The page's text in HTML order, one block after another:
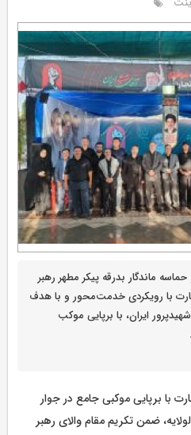
با شانزدهم تیرماه ۱۴۰۵ و حماسه ماندگار بدرقه پیکر مطهر رهبر
با رویکردی خدمت‌محور و با هدف
ایران، با برپایی موکب
با برپایی موکبی جامع در جوار
ضمن تکریم مقام والای رهبر